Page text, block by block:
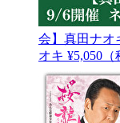
会】真田ナオ
オキ ¥5,050（